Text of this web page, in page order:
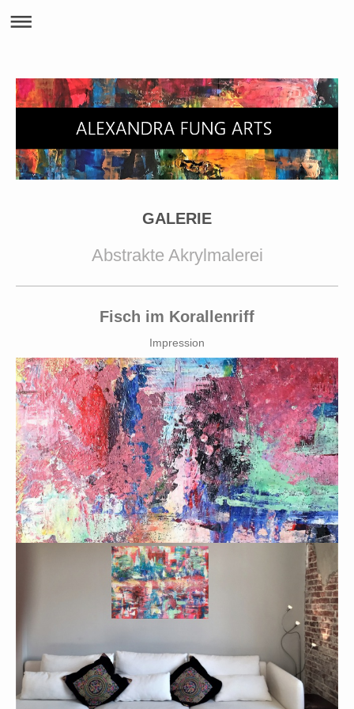
GALERIE
Abstrakte Akrylmalerei
Fisch im Korallenriff
Impression